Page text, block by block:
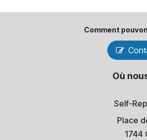
Comment
Où
Self-
Place
1744